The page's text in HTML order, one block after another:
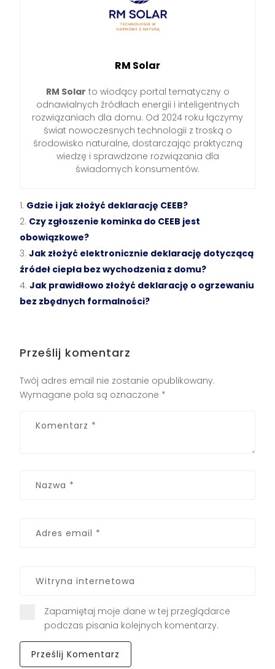
RM Solar
RM Solar to wiodący portal tematyczny o
odnawialnych źródłach energii i inteligentnych
rozwiązaniach dla domu. Od 2024 roku łączymy
świat nowoczesnych technologii z troską o
środowisko naturalne, dostarczając praktyczną
wiedzę i sprawdzone rozwiązania dla
świadomych konsumentów.
Gdzie i jak złożyć deklarację CEEB?
Czy zgłoszenie kominka do CEEB jest
obowiązkowe?
Jak złożyć elektronicznie deklarację dotyczącą
źródeł ciepła bez wychodzenia z domu?
Jak prawidłowo złożyć deklarację o ogrzewaniu
bez zbędnych formalności?
Prześlij komentarz
Twój adres email nie zostanie opublikowany.
Wymagane pola są oznaczone *
Zapamiętaj moje dane w tej przeglądarce
podczas pisania kolejnych komentarzy.